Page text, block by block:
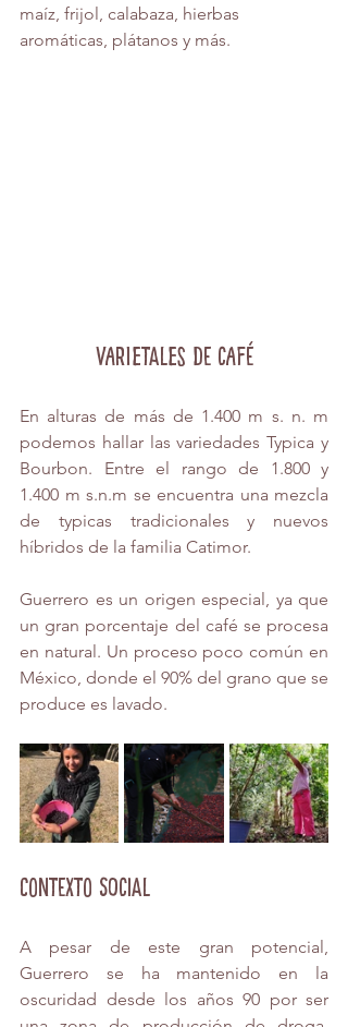
maíz, frijol, calabaza, hierbas
aromáticas, plátanos y más.
Varietales de café
En alturas de más de 1.400 m s. n. m
podemos hallar las variedades Typica y
Bourbon. Entre el rango de 1.800 y
1.400 m s.n.m se encuentra una mezcla
de typicas tradicionales y nuevos
híbridos de la familia Catimor.
Guerrero es un origen especial, ya que
un gran porcentaje del café se procesa
en natural. Un proceso poco común en
México, donde el 90% del grano que se
produce es lavado.
Contexto social
A pesar de este gran potencial,
Guerrero se ha mantenido en la
oscuridad desde los años 90 por ser